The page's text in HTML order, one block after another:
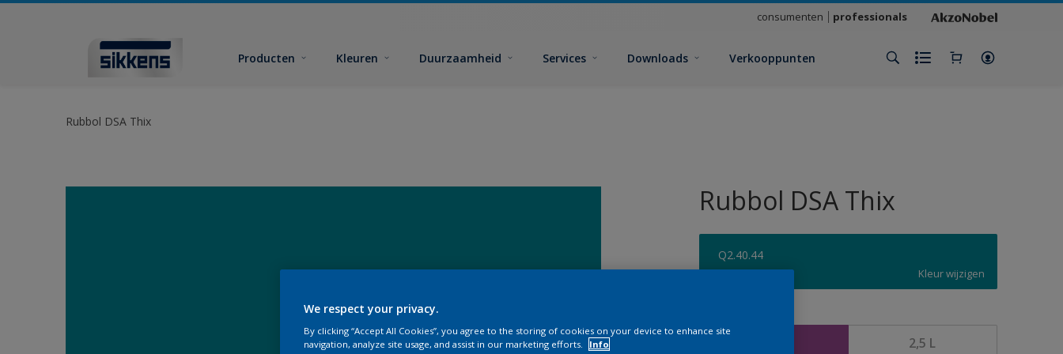
consumenten professionals
Producten Kleuren Duurzaamheid Services Downloads Verkooppunten
Rubbol DSA Thix
Rubbol DSA Thix
Q2.40.44
Kleur wijzigen
2,5 L
We respect your privacy.
By clicking “Accept All Cookies”, you agree to the storing of cookies on your device to enhance site
navigation, analyze site usage, and assist in our marketing efforts.
Info